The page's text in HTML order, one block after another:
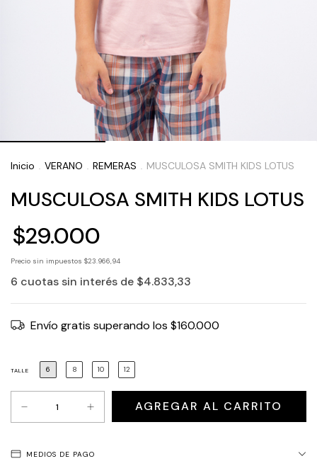
Inicio . VERANO . REMERAS . MUSCULOSA SMITH KIDS LOTUS
MUSCULOSA SMITH KIDS LOTUS
$29.000
6 cuotas sin interés de $4.833,33
Precio sin impuestos $23.966,94
Envío gratis superando los $160.000
TALLE 6 8 10 12
MEDIOS DE PAGO